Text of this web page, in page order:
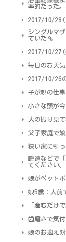
率的だった。
2017/10/28(
シングルマ
ていた
2017/10/27(
毎日のお天
2017/10/26
子が親の仕
小さな頭が
人の振り見
父子家庭で
狭い家に引っ
瞬速などで
てください。
娘がペット
娘5歳：人前
「産むだけ
歯磨きで気
娘のお迎え